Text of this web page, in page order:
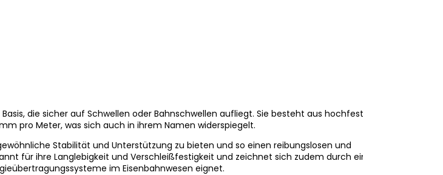
die sicher auf Schwellen oder Bahnschwellen aufliegt. Sie besteht aus hochfestem
pro Meter, was sich auch in ihrem Namen widerspiegelt.
Stabilität und Unterstützung zu bieten und so einen reibungslosen und
für ihre Langlebigkeit und Verschleißfestigkeit und zeichnet sich zudem durch eine
im Eisenbahnwesen eignet.